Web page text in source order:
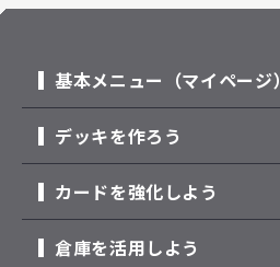
基本メニュー（マイページ）
デッキを作ろう
カードを強化しよう
倉庫を活用しよう